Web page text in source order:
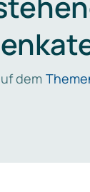
dem